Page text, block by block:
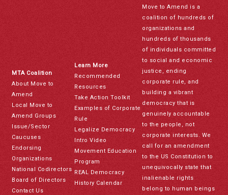
MTA Coalition
About Move to
Amend
Local Move to
Amend Groups
Issue/Sector
Caucuses
Endorsing
Organizations
National Codirectors
Board of Directors
Contact Us
Learn More
Recommended
Resources
Take Action Toolkit
Examples of Corporate
Rule
Legalize Democracy
Intro Video
Movement Education
Program
REAL Democracy
History Calendar
Move to Amend is a
coalition of hundreds of
organizations and
hundreds of thousands
of individuals committed
to social and economic
justice, ending
corporate rule, and
building a vibrant
democracy that is
genuinely accountable
to the people, not
corporate interests. We
call for an amendment
to the US Constitution to
unequivocally state that
inalienable rights
belong to human beings